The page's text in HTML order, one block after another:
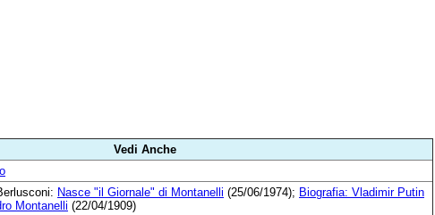
Vedi Anche
Nasce "il Giornale" di Montanelli (25/06/1974); Biografia: Vladimir Putin
Montanelli (22/04/1909)